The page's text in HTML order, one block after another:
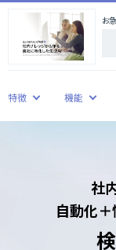
特徴 機能
お
社
自動化